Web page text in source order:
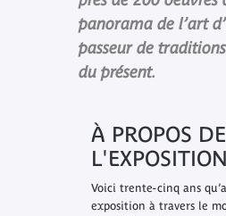
panorama de l’art
passeur de
du présent.
À PROPOS DE
L'EXPOSITION
Voici trente-cinq ans
exposition à travers le